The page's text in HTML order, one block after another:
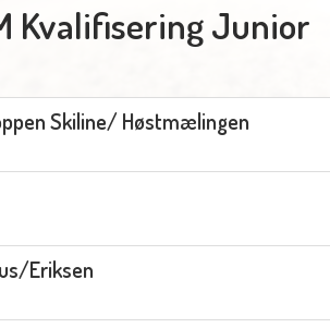
Kvalifisering Junior
Skiline/ Høstmælingen
Eriksen